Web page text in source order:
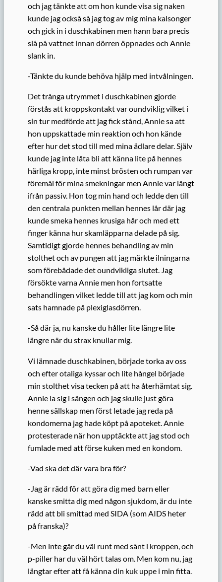
och jag tänkte att om hon kunde visa sig naken
kunde jag också så jag tog av mig mina kalsonger
och gick in i duschkabinen men hann bara precis
slå på vattnet innan dörren öppnades och Annie
slank in.
-Tänkte du kunde behöva hjälp med intvålningen.
Det trånga utrymmet i duschkabinen gjorde
förstås att kroppskontakt var oundviklig vilket i
sin tur medförde att jag fick stånd, Annie sa att
hon uppskattade min reaktion och hon kände
efter hur det stod till med mina ädlare delar. Själv
kunde jag inte låta bli att känna lite på hennes
härliga kropp, inte minst brösten och rumpan var
föremål för mina smekningar men Annie var långt
ifrån passiv. Hon tog min hand och ledde den till
den centrala punkten mellan hennes lår där jag
kunde smeka hennes krusiga hår och med ett
finger känna hur skamläpparna delade på sig.
Samtidigt gjorde hennes behandling av min
stolthet och av pungen att jag märkte ilningarna
som förebådade det oundvikliga slutet. Jag
försökte varna Annie men hon fortsatte
behandlingen vilket ledde till att jag kom och min
sats hamnade på plexiglasdörren.
-Så där ja, nu kanske du håller lite längre lite
längre när du strax knullar mig.
Vi lämnade duschkabinen, började torka av oss
och efter otaliga kyssar och lite hångel började
min stolthet visa tecken på att ha återhämtat sig.
Annie la sig i sängen och jag skulle just göra
henne sällskap men först letade jag reda på
kondomerna jag hade köpt på apoteket. Annie
protesterade när hon upptäckte att jag stod och
fumlade med att förse kuken med en kondom.
-Vad ska det där vara bra för?
-Jag är rädd för att göra dig med barn eller
kanske smitta dig med någon sjukdom, är du inte
rädd att bli smittad med SIDA (som AIDS heter
på franska)?
-Men inte går du väl runt med sånt i kroppen, och
p-piller har du väl hört talas om. Men kom nu, jag
längtar efter att få känna din kuk uppe i min fitta.